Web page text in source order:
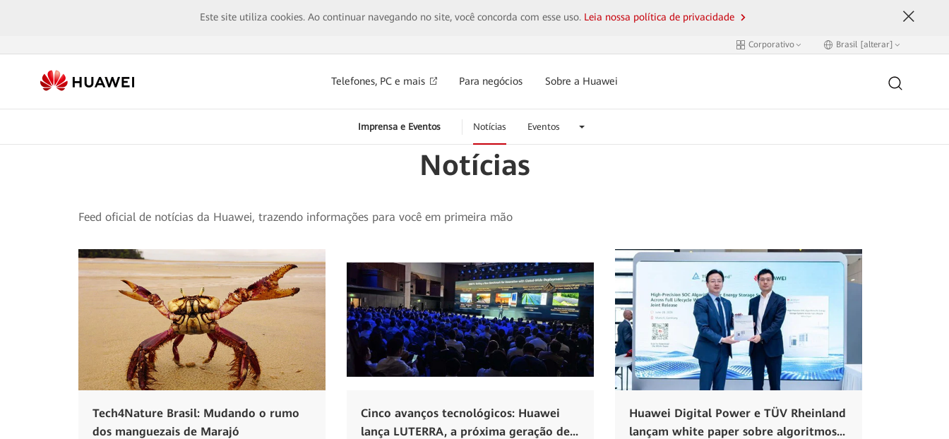
Este site utiliza cookies. Ao continuar navegando no site, você concorda com esse uso. Leia nossa política de privacidade
Corporativo Brasil [alterar]
Telefones, PC e mais Para negócios Sobre a Huawei
Imprensa e Eventos Notícias Eventos
Notícias
Feed oficial de notícias da Huawei, trazendo informações para você em primeira mão
Tech4Nature Brasil: Mudando o rumo
dos manguezais de Marajó
Cinco avanços tecnológicos: Huawei
lança LUTERRA, a próxima geração de...
Huawei Digital Power e TÜV Rheinland
lançam white paper sobre algoritmos...